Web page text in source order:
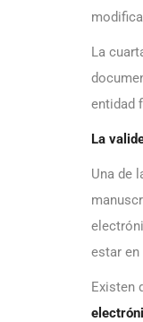
La
entidad
La
Una de
estar
Existen